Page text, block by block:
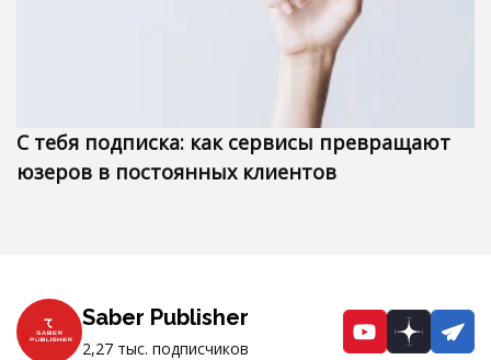
С тебя подписка: как сервисы превращают
юзеров в постоянных клиентов
Saber Publisher
2,27 тыс. подписчиков
YouTubeDzen